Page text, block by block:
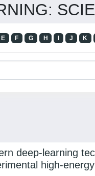
E F G H J K
deep-learning
high-